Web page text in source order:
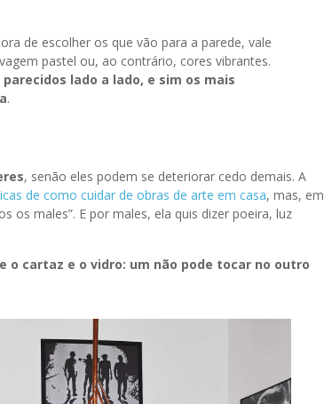
de escolher os que vão para a parede, vale
pastel ou, ao contrário, cores vibrantes.
lado a lado, e sim os mais
.
, senão eles podem se deteriorar cedo demais. A
de como cuidar de obras de arte em casa, mas, em
os males”. E por males, ela quis dizer poeira, luz
o cartaz e o vidro: um não pode tocar no outro